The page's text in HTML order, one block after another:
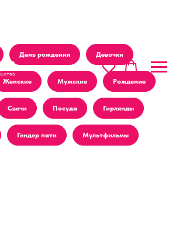
День рождения Девочки
Женские Мужские Рождение
Свечи Посуда Гирлянды
Гендер пати Мультфильмы